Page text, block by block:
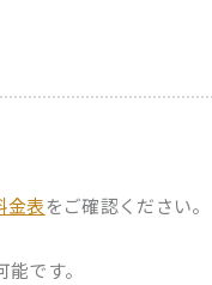
金表をご確認ください。
です。